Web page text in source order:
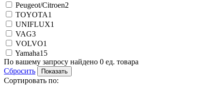
Peugeot/Citroen2
TOYOTA1
UNIFLUX1
VAG3
VOLVO1
Yamaha15
По вашему запросу найдено 0 ед. товара
Сбросить
Сортировать по: